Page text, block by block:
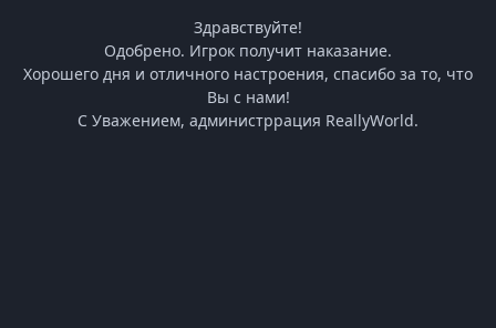
Здравствуйте!
Одобрено. Игрок получит наказание.
Хорошего дня и отличного настроения, спасибо за то, что
Вы с нами!
С Уважением, администррация ReallyWorld.